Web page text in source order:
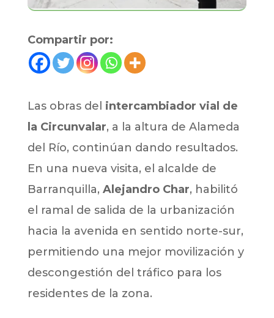
Compartir por:
Las obras del intercambiador vial de
la Circunvalar, a la altura de Alameda
del Río, continúan dando resultados.
En una nueva visita, el alcalde de
Barranquilla, Alejandro Char, habilitó
el ramal de salida de la urbanización
hacia la avenida en sentido norte-sur,
permitiendo una mejor movilización y
descongestión del tráfico para los
residentes de la zona.